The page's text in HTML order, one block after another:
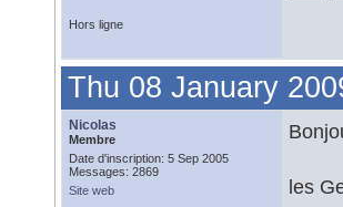
Hors ligne
Thu 08 January
Nicolas
Membre
Date d'inscription: 5 Sep 2005
Messages: 2869
Site web
les